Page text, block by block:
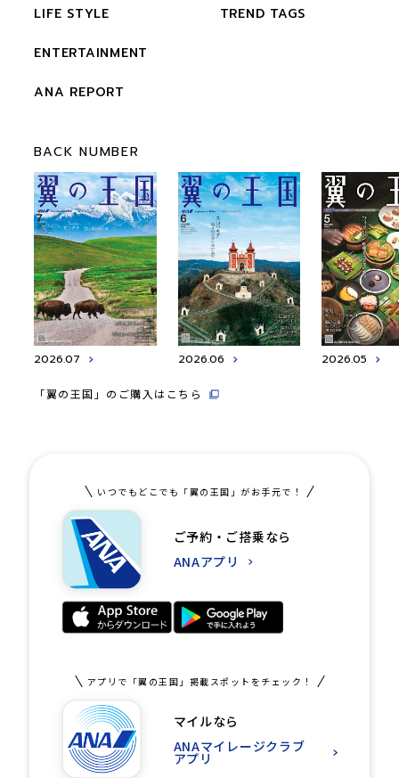
LIFE STYLE
ENTERTAINMENT
ANA REPORT
TREND TAGS
BACK NUMBER
2026.07 2026.06 2026.05
「翼の王国」のご購入はこちら
いつでもどこでも「翼の王国」がお手元で！
ご予約・ご搭乗なら
ANAアプリ
アプリで「翼の王国」掲載スポットをチェック！
マイルなら
ANAマイレージクラブ
アプリ